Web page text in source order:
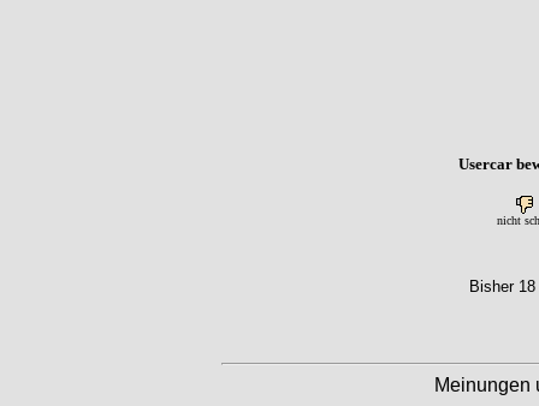
Usercar
nicht
Bisher
Meinungen